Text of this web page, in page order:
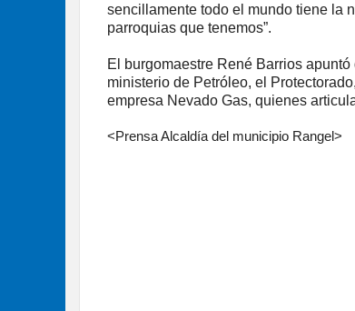
sencillamente todo el mundo tiene la
parroquias que tenemos”.
El burgomaestre René Barrios
ministerio de Petróleo, el
empresa Nevado Gas, quienes
<Prensa Alcaldía del municipio Rangel>